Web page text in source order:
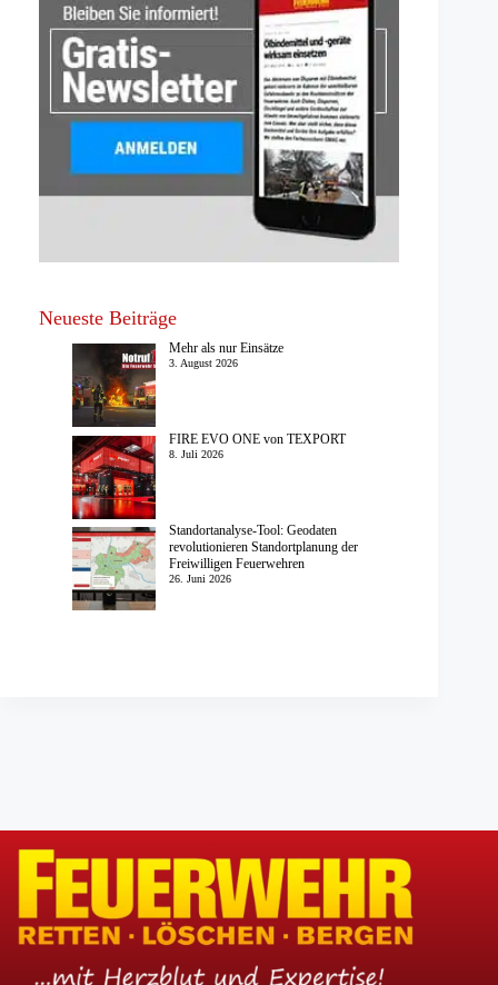
Neueste Beiträge
Mehr als nur Einsätze
3. August 2026
FIRE EVO ONE von TEXPORT
8. Juli 2026
Standortanalyse-Tool: Geodaten
revolutionieren Standortplanung der
Freiwilligen Feuerwehren
26. Juni 2026